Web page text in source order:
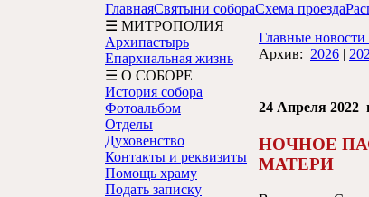
ГлавнаяСвятыни собораСхема проезда
☰ МИТРОПОЛИЯ
Архипастырь
Епархиальная жизнь
☰ О СОБОРЕ
История собора
Фотоальбом
Отделы
Духовенство
Контакты и реквизиты
Помощь храму
Подать записку
Главные новости
Архив: 2026 |
24 Апреля 2022
НОЧНОЕ
МАТЕРИ